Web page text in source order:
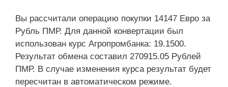
Вы рассчитали операцию покупки 14147 Евро за
Рубль ПМР. Для данной конвертации был
использован курс Агропромбанка: 19.1500.
Результат обмена составил 270915.05 Рублей
ПМР. В случае изменения курса результат будет
пересчитан в автоматическом режиме.